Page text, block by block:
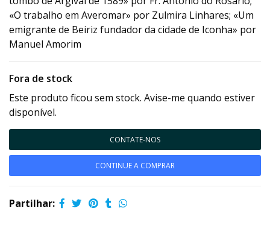
«O trabalho em Averomar» por Zulmira Linhares; «Um
emigrante de Beiriz fundador da cidade de Iconha» por
Manuel Amorim
Fora de stock
Este produto ficou sem stock. Avise-me quando estiver
disponível.
CONTATE-NOS
CONTINUE A COMPRAR
Partilhar: